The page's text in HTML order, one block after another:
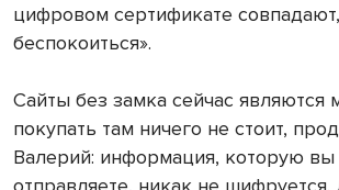
цифровом сертификате
беспокоиться».
Сайты без замка сейчас являются
покупать там ничего не стоит,
Валерий: информация, которую вы